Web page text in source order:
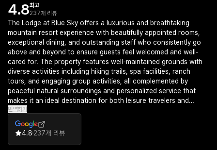
4.8최고
237개 리뷰
The Lodge at Blue Sky offers a luxurious and breathtaking
mountain resort experience with beautifully appointed rooms,
exceptional dining, and outstanding staff who consistently go
above and beyond to ensure guests feel welcomed and well-
cared for. The property features well-maintained grounds with
diverse activities including hiking trails, spa facilities, ranch
tours, and engaging group activities, all complemented by
peaceful natural surroundings and personalized service that
makes it an ideal destination for both leisure travelers and
special events.
번역하기
4.8 237개 리뷰